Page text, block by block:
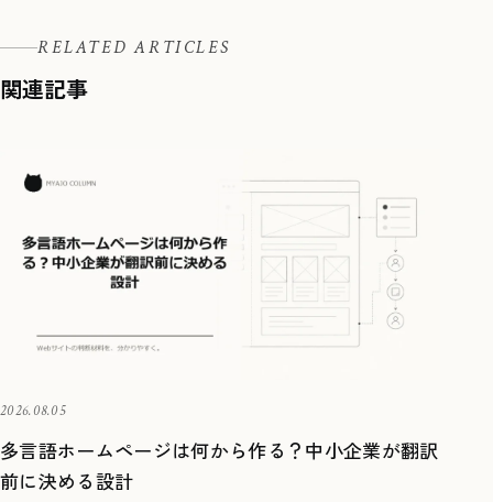
RELATED ARTICLES
関連記事
2026.08.05
多言語ホームページは何から作る？中小企業が翻訳
前に決める設計